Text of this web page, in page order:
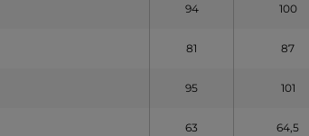
94 100
81 87
95 101
63 64,5